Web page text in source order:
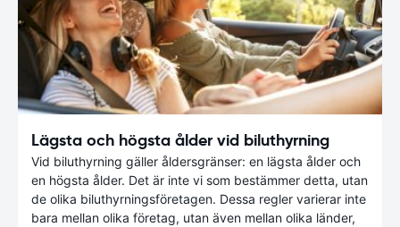
Lägsta och högsta ålder vid biluthyrning
Vid biluthyrning gäller åldersgränser: en lägsta ålder och
en högsta ålder. Det är inte vi som bestämmer detta, utan
de olika biluthyrningsföretagen. Dessa regler varierar inte
bara mellan olika företag, utan även mellan olika länder,